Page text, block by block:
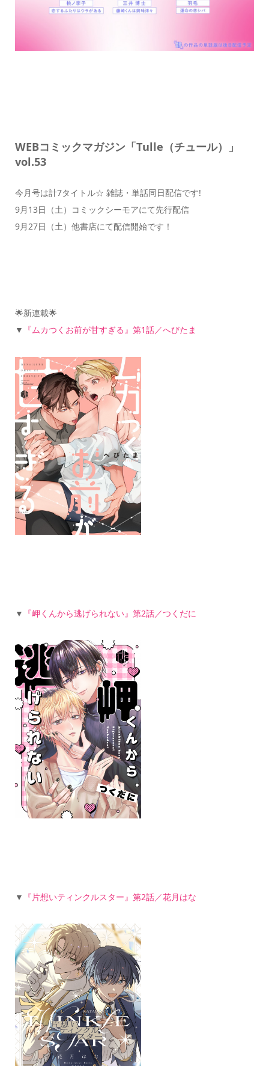
WEBコミックマガジン「Tulle（チュール）」
vol.53
今月号は計7タイトル☆ 雑誌・単話同日配信です!
9月13日（土）コミックシーモアにて先行配信
9月27日（土）他書店にて配信開始です！
🌟新連載🌟
▼ 『ムカつくお前が甘すぎる』第1話／へびたま
▼ 『岬くんから逃げられない』第2話／つくだに
▼ 『片想いティンクルスター』第2話／花月はな